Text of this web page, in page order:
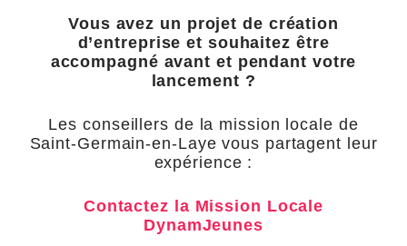
Vous avez un projet de création
d’entreprise et souhaitez être
accompagné avant et pendant votre
lancement ?
Les conseillers de la mission locale de
Saint-Germain-en-Laye vous partagent leur
expérience :
Contactez la Mission Locale
DynamJeunes